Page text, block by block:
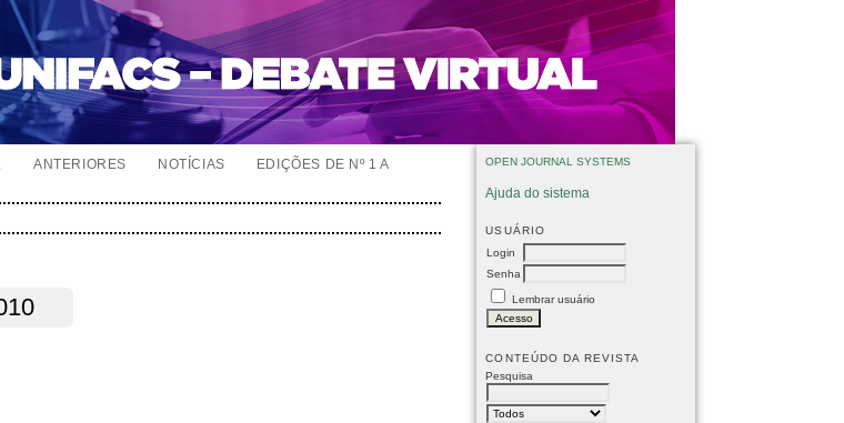
OPEN JOURNAL SYSTEMS
Ajuda do sistema
USUÁRIO
Login
Senha
Lembrar usuário
CONTEÚDO DA REVISTA
Pesquisa
ANTERIORES NOTÍCIAS
EDIÇÕES DE Nº 1 A